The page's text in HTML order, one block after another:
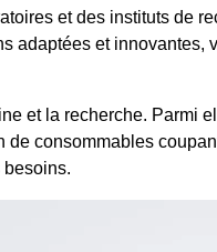
et des instituts de
et
et la recherche. Parmi
consommables
besoins.